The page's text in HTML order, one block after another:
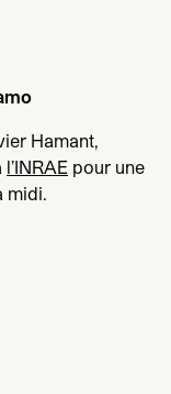
Hamant,
l’INRAE pour une
midi.